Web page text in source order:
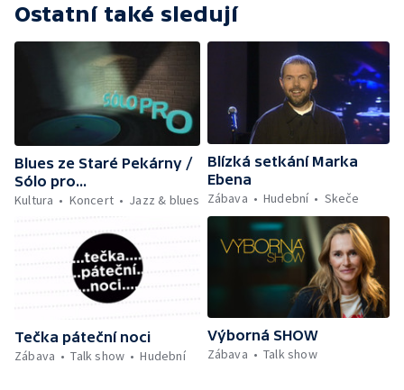
Ostatní také sledují
Blues ze Staré Pekárny /
Sólo pro...
Kultura
Koncert Jazz & blues
Blízká setkání Marka
Ebena
Zábava
Hudební Skeče
Tečka páteční noci
Zábava
Talk show Hudební
Výborná SHOW
Zábava
Talk show